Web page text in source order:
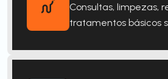
Consultas, limpezas,
tratamentos básicos